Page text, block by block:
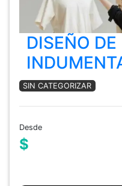
DISEÑO DE
SIN CATEGORIZAR
Desde
$